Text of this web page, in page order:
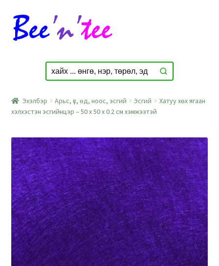
Skip
to
navigation
Skip
to
content
Эхэлбэр Арьс, үс, өд, ноос, эсгий Эсгий
Хатуу хөх ягаан
хэлхэстэн эсгийнцэр – 50 x 50 x 0.2 см хэмжээтэй